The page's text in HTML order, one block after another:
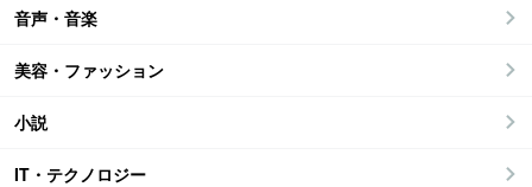
音声・音楽
美容・ファッション
小説
IT・テクノロジー